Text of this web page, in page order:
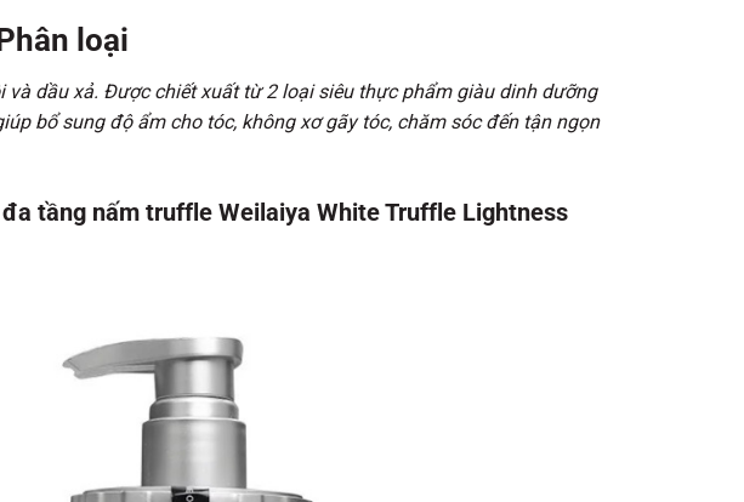
loại
và dầu xả. Được chiết xuất từ 2 loại siêu thực phẩm giàu dinh dưỡng
bổ sung độ ẩm cho tóc, không xơ gãy tóc, chăm sóc đến tận ngọn
tầng nấm truffle Weilaiya White Truffle Lightness